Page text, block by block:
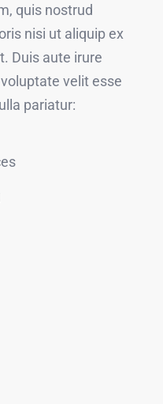
quis nostrud
nisi ut aliquip ex
Duis aute irure
velit esse
pariatur: